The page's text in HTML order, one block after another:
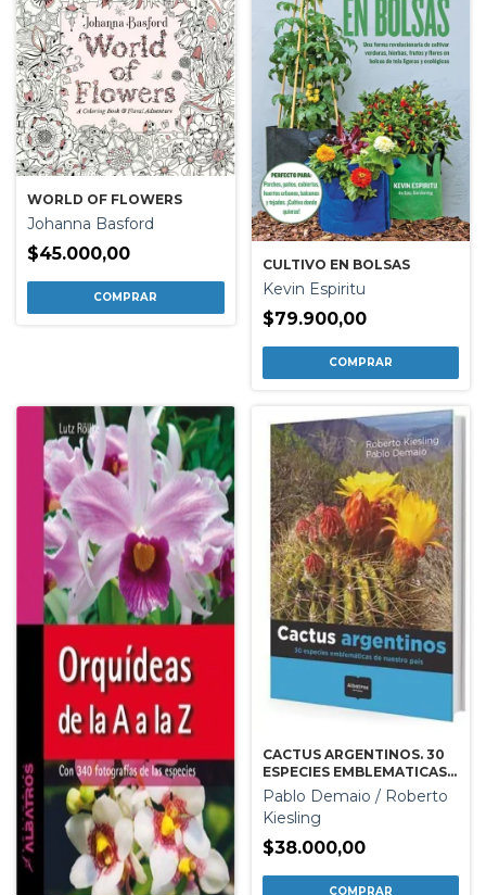
WORLD OF FLOWERS
Johanna Basford
$45.000,00
CULTIVO EN BOLSAS
Kevin Espiritu
$79.900,00
CACTUS ARGENTINOS. 30
ESPECIES EMBLEMATICAS
DE NUESTRO PAIS
Pablo Demaio / Roberto
Kiesling
$38.000,00